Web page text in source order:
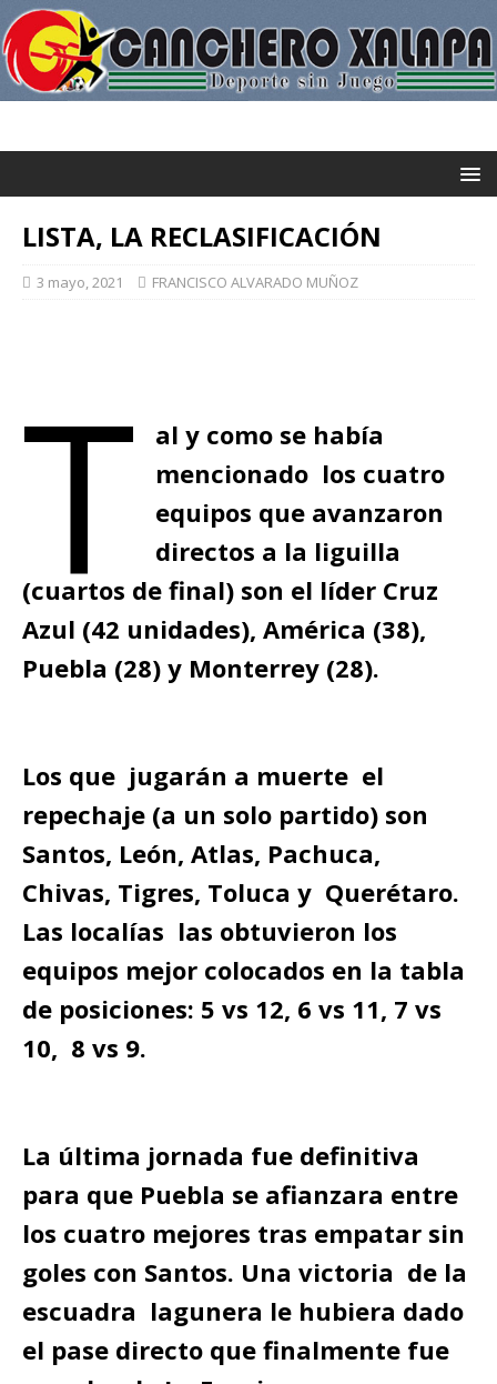
LISTA, LA RECLASIFICACIÓN
3 mayo, 2021 FRANCISCO ALVARADO MUÑOZ
T
al y como se había
mencionado los cuatro
equipos que avanzaron
directos a la liguilla
(cuartos de final) son el líder Cruz
Azul (42 unidades), América (38),
Puebla (28) y Monterrey (28).
Los que jugarán a muerte el
repechaje (a un solo partido) son
Santos, León, Atlas, Pachuca,
Chivas, Tigres, Toluca y Querétaro.
Las localías las obtuvieron los
equipos mejor colocados en la tabla
de posiciones: 5 vs 12, 6 vs 11, 7 vs
10, 8 vs 9.
La última jornada fue definitiva
para que Puebla se afianzara entre
los cuatro mejores tras empatar sin
goles con Santos. Una victoria de la
escuadra lagunera le hubiera dado
el pase directo que finalmente fue